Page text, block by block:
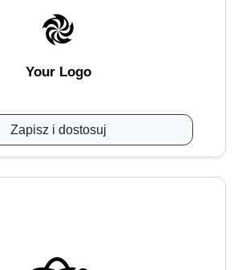
Your Logo
Zapisz i dostosuj